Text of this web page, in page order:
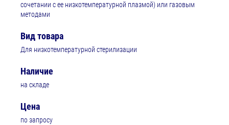
сочетании с ее низкотемпературной плазмой) или газовым
методами⁠
Вид товара
Для низкотемпературной стерилизации
Наличие
на складе
Цена
по запросу